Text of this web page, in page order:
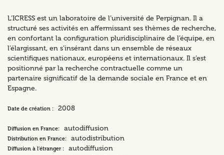
L’ICRESS est un laboratoire de l’université de Perpignan. Il a
structuré ses activités en affermissant ses thèmes de recherche,
en confortant la configuration pluridisciplinaire de l’équipe, en
l’élargissant, en s’insérant dans un ensemble de réseaux
scientifiques nationaux, européens et internationaux. Il s’est
positionné par la recherche contractuelle comme un
partenaire significatif de la demande sociale en France et en
Espagne.
Date de création : 2008
Diffusion en France: autodiffusion
Distribution en France: autodistribution
Diffusion à l’étranger : autodiffusion